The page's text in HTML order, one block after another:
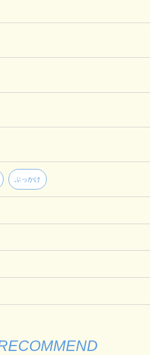
ぶっかけ